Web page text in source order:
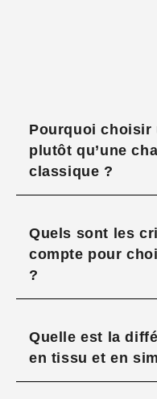
Pourquoi choisir
plutôt qu’une
classique ?
Quels sont les
compte pour
?
Quelle est la
en tissu et en